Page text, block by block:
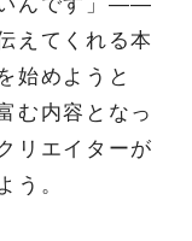
えてくれる本
始めようと
む内容となっ
リエイターが
う。